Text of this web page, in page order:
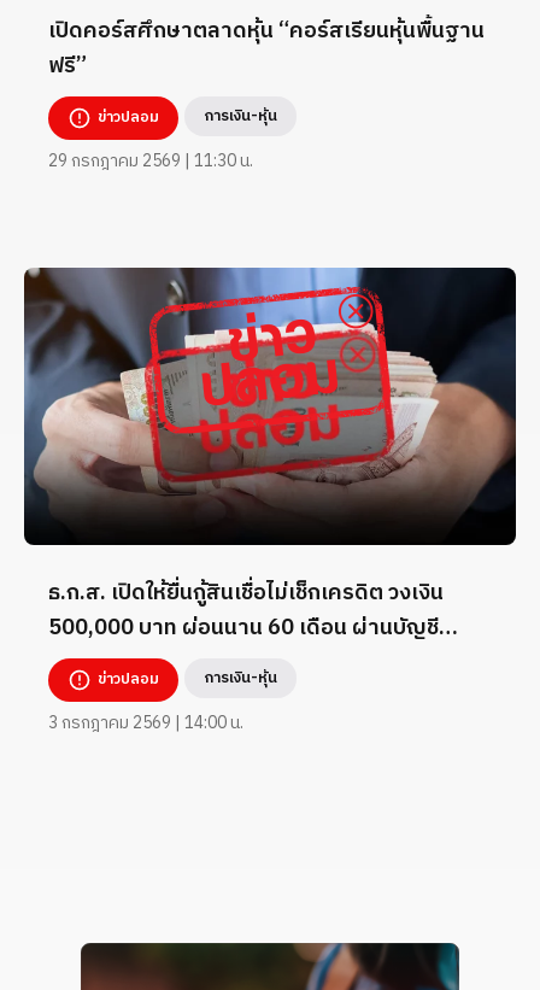
เปิดคอร์สศึกษาตลาดหุ้น “คอร์สเรียนหุ้นพื้นฐาน
ฟรี”
ข่าวปลอม การเงิน-หุ้น
29 กรกฎาคม 2569 | 11:30 น.
ธ.ก.ส. เปิดให้ยื่นกู้สินเชื่อไม่เช็กเครดิต วงเงิน
500,000 บาท ผ่อนนาน 60 เดือน ผ่านบัญชี
TikTok _7824260
ข่าวปลอม การเงิน-หุ้น
3 กรกฎาคม 2569 | 14:00 น.